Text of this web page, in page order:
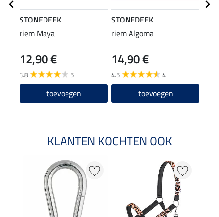
STONEDEEK
riem Maya
12,90 €
3.8 5
toevoegen
STONEDEEK
riem Algoma
14,90 €
4.5 4
toevoegen
KLANTEN KOCHTEN OOK